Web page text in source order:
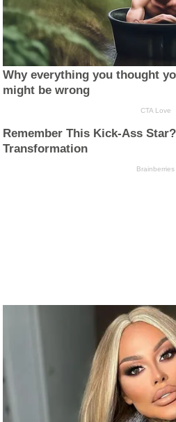
Why everything you thought
might be wrong
CTA Love
Remember This Kick-Ass
Transformation
Brainberries